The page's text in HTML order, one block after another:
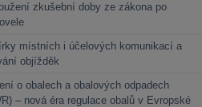
zkušební doby ze zákona po
místních i účelových komunikací a
objížděk
o obalech a obalových odpadech
– nová éra regulace obalů v Evropské